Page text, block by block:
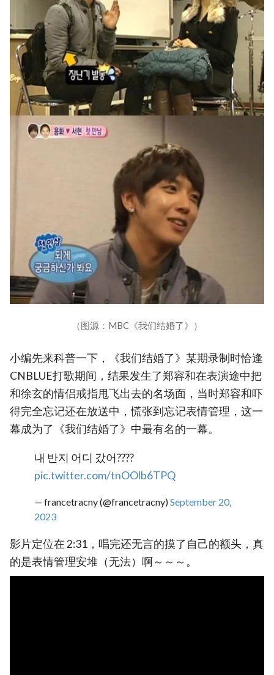
（图源：MBC《我们结婚了》）
小编先来科普一下，《我们结婚了》某期录制时恰逢
CNBLUE打歌期间，结果发生了郑容和在表演途中把
和徐玄的情侣戒指甩飞出去的名场面，当时郑容和吓
得完全忘记还在放送中，慌张到忘记表情管理，这一
幕成为了《我们结婚了》中最有名的一幕。
내 반지 어디 갔어????
pic.twitter.com/tnOOlb6TPQ
— francetracny (@francetracny)September 20,
2023
影片定位在 2:31，唱完还无言的摸了自己的额头，真
的是表情管理安堆（无法）啊～～～。